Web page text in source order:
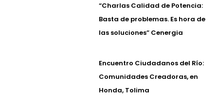
“Charlas Calidad de Potencia:
Basta de problemas. Es hora de
las soluciones” Cenergia
Encuentro Ciudadanos del Río:
Comunidades Creadoras, en
Honda, Tolima